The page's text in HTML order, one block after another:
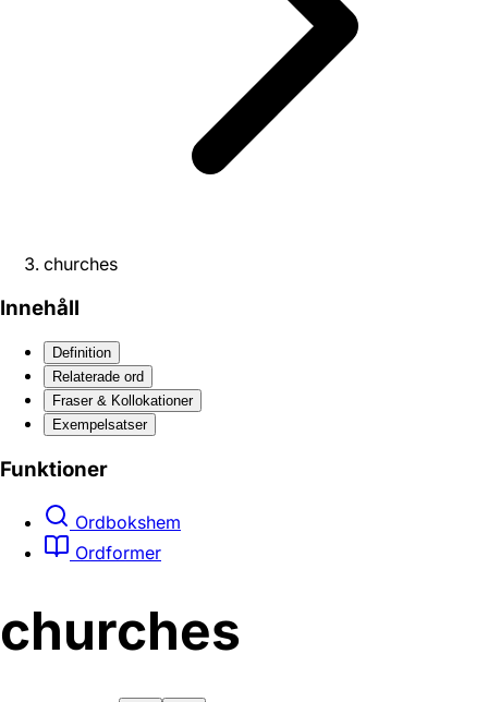
churches
Innehåll
Definition
Relaterade ord
Fraser & Kollokationer
Exempelsatser
Funktioner
Ordbokshem
Ordformer
churches